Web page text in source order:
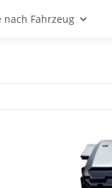
nach Fahrzeug